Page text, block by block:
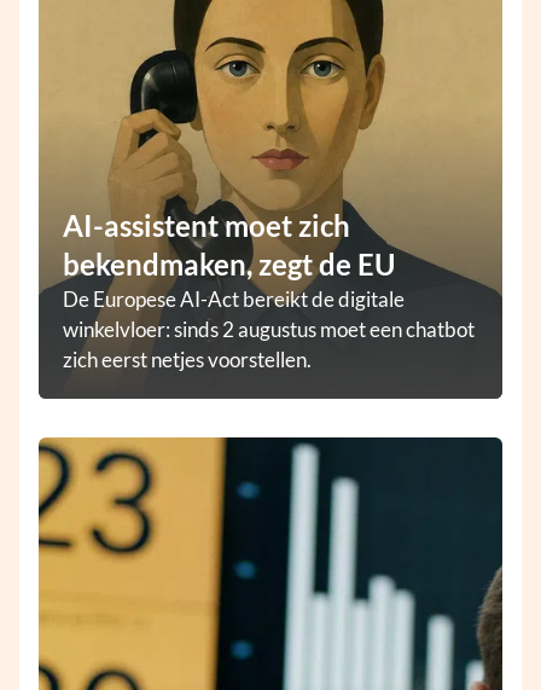
AI-assistent moet zich
bekendmaken, zegt de EU
De Europese AI-Act bereikt de digitale
winkelvloer: sinds 2 augustus moet een chatbot
zich eerst netjes voorstellen.